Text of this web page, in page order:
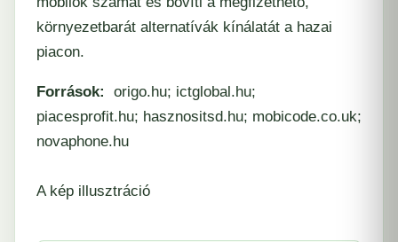
környezetbarát alternatívák kínálatát a hazai
piacon.
Források:
origo.hu; ictglobal.hu;
piacesprofit.hu; hasznositsd.hu; mobicode.co.uk;
novaphone.hu
A kép illusztráció